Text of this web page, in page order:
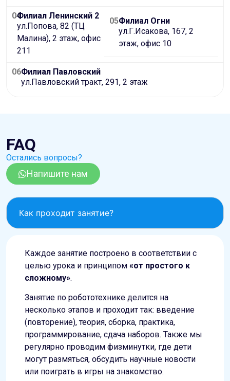
04Филиал Ленинский 2
ул.Попова, 82 (ТЦ
Малина), 2 этаж, офис
211
05Филиал Огни
ул.Г.Исакова, 167, 2
этаж, офис 10
06Филиал Павловский
ул.Павловский тракт, 291, 2 этаж
FAQ
Остались вопросы?
Напишите нам
Как проходит занятие?
Каждое занятие построено в соответствии с
целью урока и принципом «от простого к
сложному».
Занятие по робототехнике делится на
несколько этапов и проходит так: введение
(повторение), теория, сборка, практика,
программирование, сдача наборов. Также мы
регулярно проводим физминутки, где дети
могут размяться, обсудить научные новости
или поиграть в игры на знакомство.